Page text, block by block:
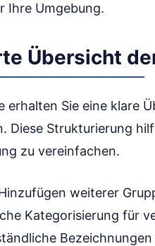
Ihre Umgebung.
Übersicht
erhalten Sie eine klare
Diese Strukturierung
zu vereinfachen.
weiterer
Kategorisierung für